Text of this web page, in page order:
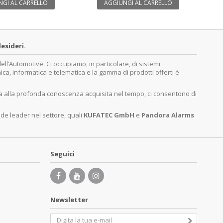
AL CARRELLO
AGGIUNGI AL CARRELLO
Ci occupiamo, in particolare, di sistemi
informatica e telematica e la gamma di prodotti offerti è
profonda conoscenza acquisita nel tempo, ci consentono di
leader nel settore, quali KUFATEC GmbH e Pandora Alarms
Seguici
Newsletter